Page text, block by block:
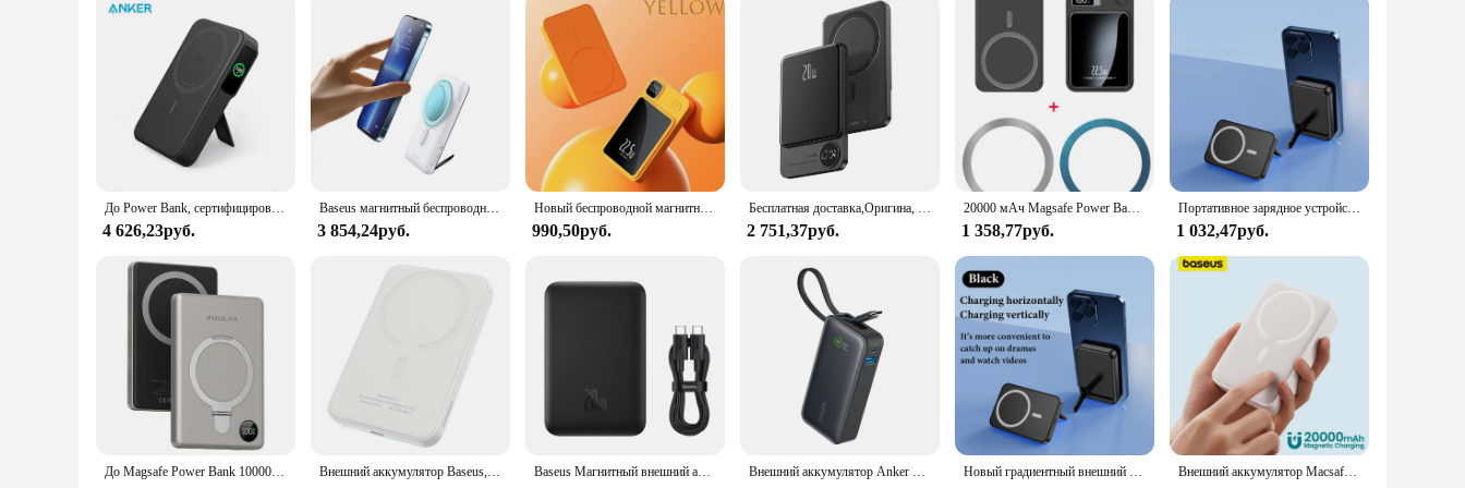
The Anker USB C to USB C Cable is not just a simple cable; it's a versatile tool that caters to the needs of both personal and professional use. Its compatibility with a wide range of USB C devices
makes it a go-to accessory for anyone who frequently switches between devices. The cable's length is thoughtfully considered, providing ample reach without the hassle of tangles. Its lightweight
design ensures that it's easy to carry around, making it an ideal choice for travelers and commuters. Whether you're looking to purchase in bulk for your business or seeking a reliable cable for personal
use, the Anker USB C to USB C Cable is a smart choice for anyone in need of a high-quality, durable, and efficient data transfer solution.
До Power Bank, сертифицированный 10000 мАч, 15 Вт, сверхбыстрый портативный аккумулятор MagSafe для iPhone 12, 13, 14, 15 Pro Max
4 626,23руб.
Baseus магнитный беспроводной 10000 мАч 15 Вт внешний аккумулятор для iPhone 14 13 12 Pro mini
3 854,24руб.
Новый беспроводной магнитный внешний аккумулятор 10000 мАч Magsafe 22,5 Вт, сверхбыстрая зарядка, подходит для IPhone, Samsung, Huawei, Xiaomi
990,50руб.
Бесплатная доставка,Оригина, 20 Вт, 10000 мАч, внешний аккумулятор, магнитный внешний аккумулятор, беспроводное зарядное устройство для iPhone 15 14 13 12 11Promax беспроводная зарядка павербанк power bank for magsafe
2 751,37руб.
20000 мАч Magsafe Power Bank Магнитный беспроводной внешний аккумулятор для iPhone 15 14 Xiaomi Samsung Портативное индукционное зарядное устройство Запасная батарея
1 358,77руб.
Портативное зарядное устройство с магнитным кольцом, 10000 мАч
1 032,47руб.
До Magsafe Power Bank 10000 мАч Магнитная батарея с подставкой Внешняя батарея Быстрая зарядка для iPhone 15 14 13 12 PowerBank Внешний аккумулятор Baseus, 20 Вт, 5000 мАч, для iphone 15 14 13 12 mini pro plus Baseus Магнитный внешний аккумулятор 20 Вт 10000 мАч, беспроводная батарея Magsafe, портативное зарядное устройство для iphone 14 13 12 Внешний аккумулятор Anker Nano на 10 000 мА · ч, 30 Вт Новый градиентный внешний аккумулятор Magsafe, магнитный беспроводной портативный внешний аккумулятор для Iphone 15 14 13 12pro Max, запасная батарея Внешний аккумулятор Macsafe с магнитным аккумулятором емкостью 20000 мАч для iPhone 14 13 12 Pro Max, беспроводной внешний аккумулятор с быстрой зарядкой